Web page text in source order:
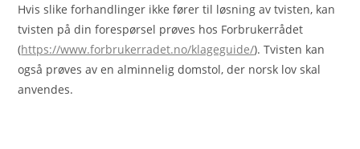
Hvis slike forhandlinger ikke fører til løsning av tvisten, kan
tvisten på din forespørsel prøves hos Forbrukerrådet
(https://www.forbrukerradet.no/klageguide/). Tvisten kan
også prøves av en alminnelig domstol, der norsk lov skal
anvendes.